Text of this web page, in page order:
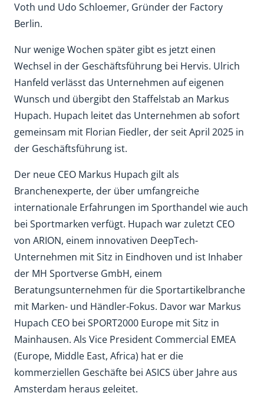
Voth und Udo Schloemer, Gründer der Factory
Berlin.
Nur wenige Wochen später gibt es jetzt einen
Wechsel in der Geschäftsführung bei Hervis. Ulrich
Hanfeld verlässt das Unternehmen auf eigenen
Wunsch und übergibt den Staffelstab an Markus
Hupach. Hupach leitet das Unternehmen ab sofort
gemeinsam mit Florian Fiedler, der seit April 2025 in
der Geschäftsführung ist.
Der neue CEO Markus Hupach gilt als
Branchenexperte, der über umfangreiche
internationale Erfahrungen im Sporthandel wie auch
bei Sportmarken verfügt. Hupach war zuletzt CEO
von ARION, einem innovativen DeepTech-
Unternehmen mit Sitz in Eindhoven und ist Inhaber
der MH Sportverse GmbH, einem
Beratungsunternehmen für die Sportartikelbranche
mit Marken- und Händler-Fokus. Davor war Markus
Hupach CEO bei SPORT2000 Europe mit Sitz in
Mainhausen. Als Vice President Commercial EMEA
(Europe, Middle East, Africa) hat er die
kommerziellen Geschäfte bei ASICS über Jahre aus
Amsterdam heraus geleitet.